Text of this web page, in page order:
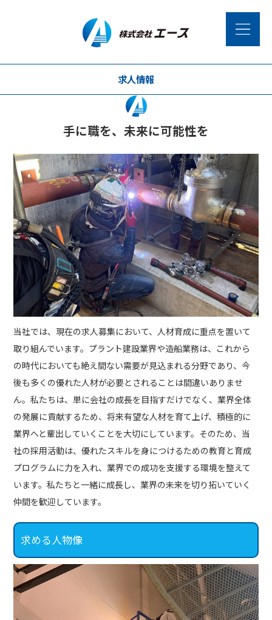
求人情報
手に職を、未来に可能性を
当社では、現在の求人募集において、人材育成に重点を置いて
取り組んでいます。プラント建設業界や造船業務は、これから
の時代においても絶え間ない需要が見込まれる分野であり、今
後も多くの優れた人材が必要とされることは間違いありませ
ん。私たちは、単に会社の成長を目指すだけでなく、業界全体
の発展に貢献するため、将来有望な人材を育て上げ、積極的に
業界へと輩出していくことを大切にしています。そのため、当
社の採用活動は、優れたスキルを身につけるための教育と育成
プログラムに力を入れ、業界での成功を支援する環境を整えて
います。私たちと一緒に成長し、業界の未来を切り拓いていく
仲間を歓迎しています。
求める人物像